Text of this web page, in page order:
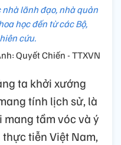
lãnh đạo, nhà quản
học đến từ các Bộ,
cứu.
Quyết Chiến - TTXVN
ta khởi xướng
tính lịch sử, là
tầm vóc và ý
tiễn Việt Nam,